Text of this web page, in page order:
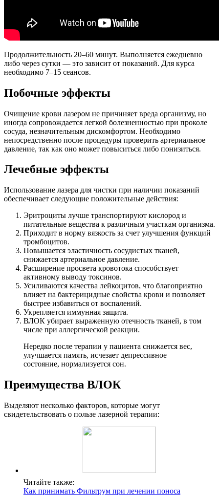
Продолжительность 20–60 минут. Выполняется ежедневно
либо через сутки — это зависит от показаний. Для курса
необходимо 7–15 сеансов.
Побочные эффекты
Очищение крови лазером не причиняет вреда организму, но
иногда сопровождается легкой болезненностью при проколе
сосуда, незначительным дискомфортом. Необходимо
непосредственно после процедуры проверить артериальное
давление, так как оно может повыситься либо понизиться.
Лечебные эффекты
Использование лазера для чистки при наличии показаний
обеспечивает следующие положительные действия:
Эритроциты лучше транспортируют кислород и
питательные вещества к различным участкам организма.
Приходит в норму вязкость за счет улучшения функций
тромбоцитов.
Повышается эластичность сосудистых тканей,
снижается артериальное давление.
Расширение просвета кровотока способствует
активному выводу токсинов.
Усиливаются качества лейкоцитов, что благоприятно
влияет на бактерицидные свойства крови и позволяет
быстрее избавиться от воспалений.
Укрепляется иммунная защита.
ВЛОК убирает выраженную отечность тканей, в том
числе при аллергической реакции.
Нередко после терапии у пациента снижается вес,
улучшается память, исчезает депрессивное
состояние, нормализуется сон.
Преимущества ВЛОК
Выделяют несколько факторов, которые могут
свидетельствовать о пользе лазерной терапии:
Читайте также:
Как принимать Фильтрум при лечении поноса